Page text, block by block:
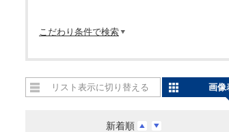
こだわり条件で検索
新着順
リスト表示に切り替える 画像